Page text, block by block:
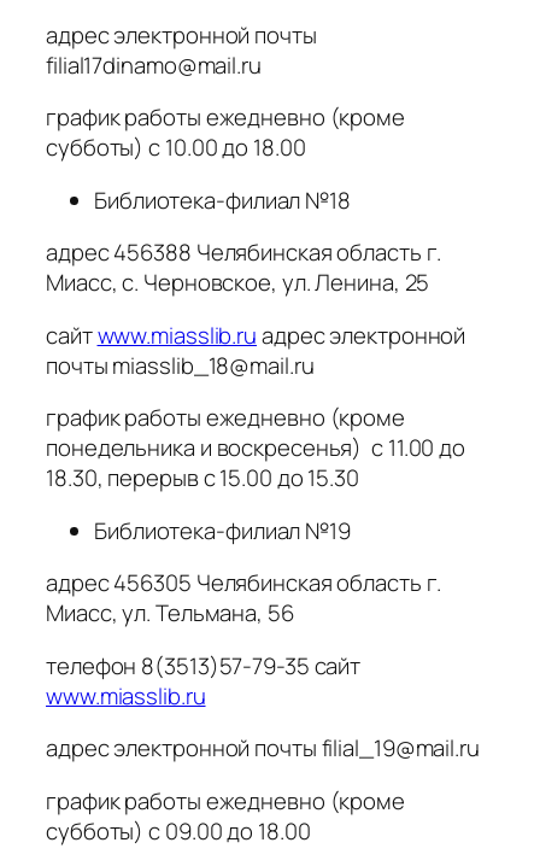
адрес электронной почты
filial17dinamo@mail.ru
график работы ежедневно (кроме
субботы) с 10.00 до 18.00
Библиотека-филиал №18
адрес 456388 Челябинская область г.
Миасс, с. Черновское, ул. Ленина, 25
сайтwww.miasslib.ruадрес электронной
почты miasslib_18@mail.ru
график работы ежедневно (кроме
понедельника и воскресенья) с 11.00 до
18.30, перерыв с 15.00 до 15.30
Библиотека-филиал №19
адрес 456305 Челябинская область г.
Миасс, ул. Тельмана, 56
телефон 8(3513)57-79-35 сайт
www.miasslib.ru
адрес электронной почты filial_19@mail.ru
график работы ежедневно (кроме
субботы) с 09.00 до 18.00